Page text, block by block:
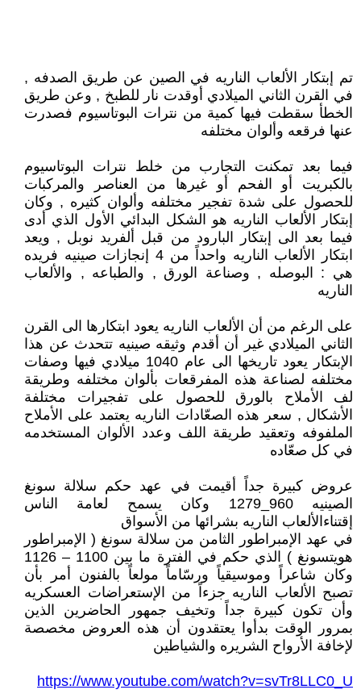
تم إبتكار الألعاب الناريه في الصين عن طريق الصدفه ,
في القرن الثاني الميلادي أوقدت نار للطبخ , وعن طريق
الخطأ سقطت فيها كمية من نترات البوتاسيوم فصدرت
عنها فرقعه وألوان مختلفه
فيما بعد تمكنت التجارب من خلط نترات البوتاسيوم
بالكبريت أو الفحم أو غيرها من العناصر والمركبات
للحصول على شدة تفجير مختلفه وألوان كثيره , وكان
إبتكار الألعاب الناريه هو الشكل البدائي الأول الذي أدى
فيما بعد الى إبتكار البارود من قبل ألفريد نوبل , ويعد
ابتكار الألعاب الناريه واحداً من 4 إنجازات صينيه فريده
هي : البوصله , وصناعة الورق , والطباعه , والألعاب
الناريه
على الرغم من أن الألعاب الناريه يعود ابتكارها الى القرن
الثاني الميلادي غير أن أقدم وثيقه صينيه تتحدث عن هذا
الإبتكار يعود تاريخها الى عام 1040 ميلادي فيها وصفات
مختلفه لصناعة هذه المفرقعات بألوان مختلفه وطريقة
لف الأملاح بالورق للحصول على تفجيرات مختلفة
الأشكال , سعر هذه الصعّادات الناريه يعتمد على الأملاح
الملفوفه وتعقيد طريقة اللف وعدد الألوان المستخدمه
في كل صعّاده
عروض كبيرة جداً أقيمت في عهد حكم سلالة سونغ
الصينيه 960_1279 وكان يسمح لعامة الناس
إقتناءالألعاب الناريه بشرائها من الأسواق
في عهد الإمبراطور الثامن من سلالة سونغ ( الإمبراطور
هويتسونغ ) الذي حكم في الفترة ما بين 1100 – 1126
وكان شاعراً وموسيقياً ورسّاماً مولعاً بالفنون أمر بأن
تصبح الألعاب الناريه جزءاً من الإستعراضات العسكريه
وأن تكون كبيرة جداً وتخيف جمهور الحاضرين الذين
بمرور الوقت بدأوا يعتقدون أن هذه العروض مخصصة
لإخافة الأرواح الشريره والشياطين
https://www.youtube.com/watch?v=svTr8LLC0_U